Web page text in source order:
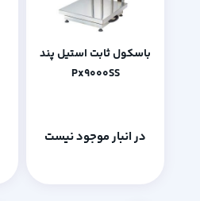
باسکول ثابت استیل پند
Px9000SS
در انبار موجود نیست